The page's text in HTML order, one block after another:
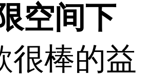
空间下
很棒的益